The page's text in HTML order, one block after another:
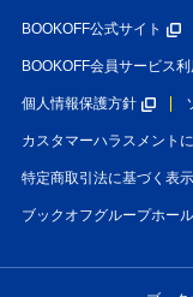
BOOKOFF公式サイト
BOOKOFF会員サービス
個人情報保護方針
カスタマーハラスメント
特定商取引法に基づく表示
ブックオフグループホー